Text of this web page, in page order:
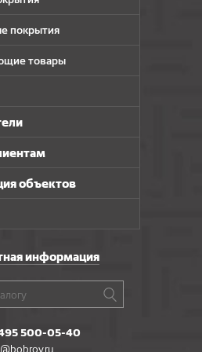
покрытия
товары
объектов
информация
500-05-40